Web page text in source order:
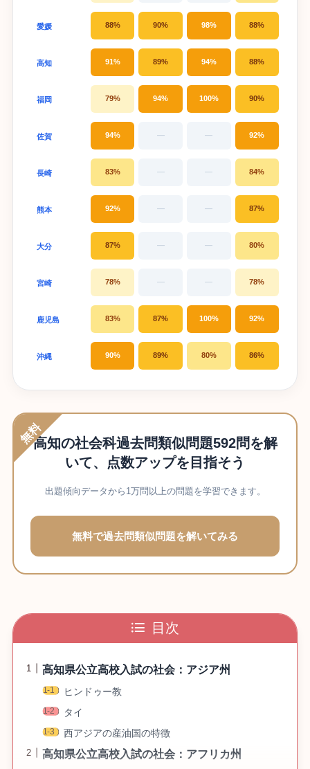
愛媛 88% 90% 98% 88%
高知 91% 89% 94% 88%
福岡 79% 94% 100% 90%
佐賀 94% — — 92%
長崎 83% — — 84%
熊本 92% — — 87%
大分 87% — — 80%
宮崎 78% — — 78%
鹿児島 83% 87% 100% 92%
沖縄 90% 89% 80% 86%
無料高知の社会科過去問類似問題592問を解
いて、点数アップを目指そう
出題傾向データから1万問以上の問題を学習できます。
無料で過去問類似問題を解いてみる
目次
高知県公立高校入試の社会：アジア州
ヒンドゥー教
タイ
西アジアの産油国の特徴
高知県公立高校入試の社会：アフリカ州